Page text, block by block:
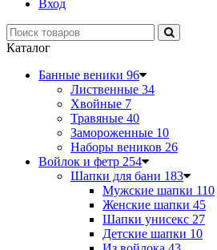
Вход
Каталог
Банные веники 96
Лиственные 34
Хвойные 7
Травяные 40
Замороженные 10
Наборы веников 26
Войлок и фетр 254
Шапки для бани 183
Мужские шапки 110
Женские шапки 45
Шапки унисекс 27
Детские шапки 10